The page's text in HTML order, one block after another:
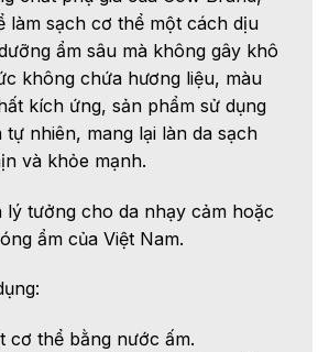
làm sạch cơ thể một cách dịu
ẩm sâu mà không gây khô
không chứa hương liệu, màu
kích ứng, sản phẩm sử dụng
nhiên, mang lại làn da sạch
và khỏe mạnh.
tưởng cho da nhạy cảm hoặc
ẩm của Việt Nam.
cơ thể bằng nước ấm.